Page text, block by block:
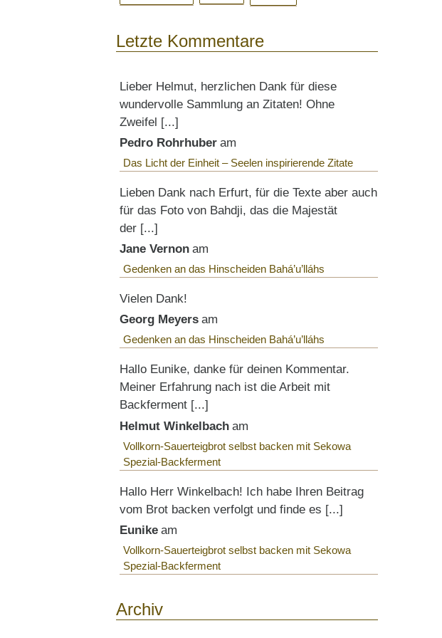
Letzte Kommentare
Lieber Helmut, herzlichen Dank für diese
wundervolle Sammlung an Zitaten! Ohne
Zweifel [...]
Pedro Rohrhuber am
Das Licht der Einheit – Seelen inspirierende Zitate
Lieben Dank nach Erfurt, für die Texte aber auch
für das Foto von Bahdji, das die Majestät
der [...]
Jane Vernon am
Gedenken an das Hinscheiden Bahá’u’lláhs
Vielen Dank!
Georg Meyers am
Gedenken an das Hinscheiden Bahá’u’lláhs
Hallo Eunike, danke für deinen Kommentar.
Meiner Erfahrung nach ist die Arbeit mit
Backferment [...]
Helmut Winkelbach am
Vollkorn-Sauerteigbrot selbst backen mit Sekowa
Spezial-Backferment
Hallo Herr Winkelbach! Ich habe Ihren Beitrag
vom Brot backen verfolgt und finde es [...]
Eunike am
Vollkorn-Sauerteigbrot selbst backen mit Sekowa
Spezial-Backferment
Archiv